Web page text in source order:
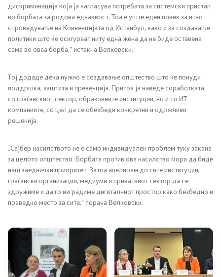
Млади
Еднакви можности
Родова еднаквост
Превенција и заштита на жени жртви на родово
базирано насилство и семејно насилство
Регулатива од областа на еднаквите можности,
недискриминацијата и од областа на жени жртви на
родово базирано насилство и семејно насилство
Проекти од областа на еднаквите можности
ЧПП од областа на родовата еднаквост
Пензиско и инвалидско осигурување
дискриминација која ја нагласува потребата за системски пристап
во борбата за родова еднаквост. Тоа е уште еден повик за итно
спроведување на Конвенцијата од Истанбул, како и за создавање
политики што ќе осигураат ниту една жена да не биде оставена
сама во оваа борба,“ истакна Велковски.
Тој додаде дека нужно е создавање општество што ќе понуди
поддршка, заштита и превенција. Притоа ја наведе соработката
со граѓанскиот сектор, образовните институции, но и со ИТ-
компаниите, со цел да се обезбеди конкретни и одржливи
решенија.
„Сајбер насилството не е само индивидуален проблем туку закана
за целото општество. Борбата против ова насилство мора да биде
наш заеднички приоритет. Затоа апелирам до сите институции,
граѓански организации, медиуми и приватниот сектор да се
здружиме и да го изградиме дигиталниот простор како безбедно и
праведно место за сите,“ порача Велковски.